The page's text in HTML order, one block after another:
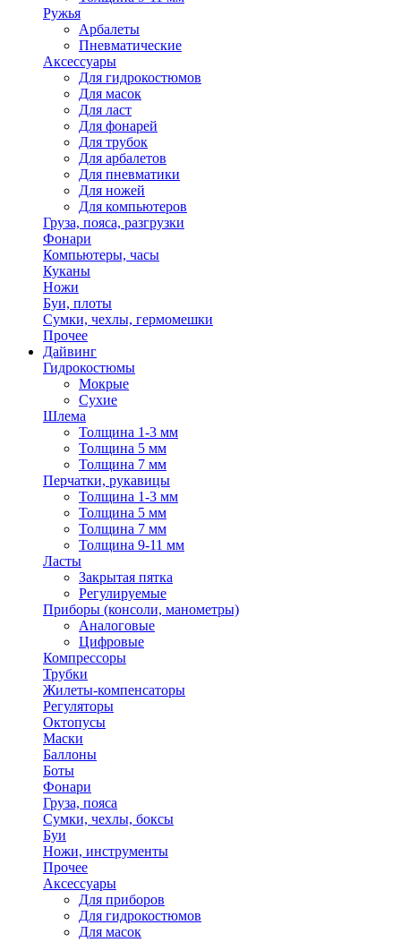
Ружья
Арбалеты
Пневматические
Аксессуары
Для гидрокостюмов
Для масок
Для ласт
Для фонарей
Для трубок
Для арбалетов
Для пневматики
Для ножей
Для компьютеров
Груза, пояса, разгрузки
Фонари
Компьютеры, часы
Куканы
Ножи
Буи, плоты
Сумки, чехлы, гермомешки
Прочее
Дайвинг
Гидрокостюмы
Мокрые
Сухие
Шлема
Толщина 1-3 мм
Толщина 5 мм
Толщина 7 мм
Перчатки, рукавицы
Толщина 1-3 мм
Толщина 5 мм
Толщина 7 мм
Толщина 9-11 мм
Ласты
Закрытая пятка
Регулируемые
Приборы (консоли, манометры)
Аналоговые
Цифровые
Компрессоры
Трубки
Жилеты-компенсаторы
Регуляторы
Октопусы
Маски
Баллоны
Боты
Фонари
Груза, пояса
Сумки, чехлы, боксы
Буи
Ножи, инструменты
Прочее
Аксессуары
Для приборов
Для гидрокостюмов
Для масок